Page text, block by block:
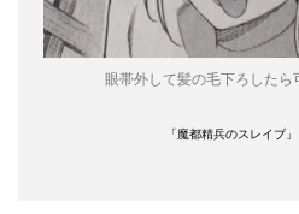
眼帯外して髪の毛下ろした
「魔都精兵のスレイ